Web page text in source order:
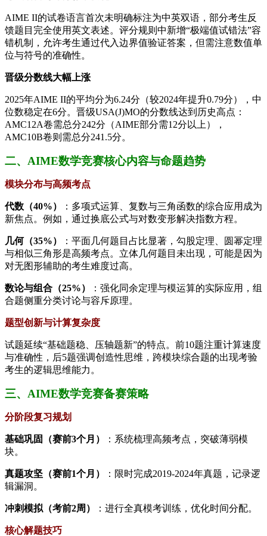
AIME II的试卷语言首次未明确标注为中英双语，部分考生反
馈题目完全使用英文表述。评分规则中新增“极端值试错法”容
错机制，允许考生通过代入边界值验证答案，但需注意数值单
位与符号的准确性。
晋级分数线大幅上涨
2025年AIME II的平均分为6.24分（较2024年提升0.79分），中
位数稳定在6分。晋级USA(J)MO的分数线达到历史高点：
AMC12A卷需总分242分（AIME部分需12分以上），
AMC10B卷则需总分241.5分。
二、AIME数学竞赛核心内容与命题趋势
模块分布与高频考点
代数（40%）
：多项式运算、复数与三角函数的综合应用成为
新焦点。例如，通过换底公式与对数变形解决指数方程。
几何（35%）
：平面几何题目占比显著，勾股定理、圆幂定理
与相似三角形是高频考点。立体几何题目未出现，可能是因为
对无图形辅助的考生难度过高。
数论与组合（25%）
：强化同余定理与模运算的实际应用，组
合题侧重分类讨论与容斥原理。
题型创新与计算复杂度
试题延续“基础题稳、压轴题新”的特点。前10题注重计算速度
与准确性，后5题强调创造性思维，跨模块综合题的出现考验
考生的逻辑思维能力。
三、AIME数学竞赛备赛策略
分阶段复习规划
基础巩固（赛前3个月）
：系统梳理高频考点，突破薄弱模
块。
真题攻坚（赛前1个月）
：限时完成2019-2024年真题，记录逻
辑漏洞。
冲刺模拟（考前2周） ：进行全真模考训练，优化时间分配。
核心解题技巧